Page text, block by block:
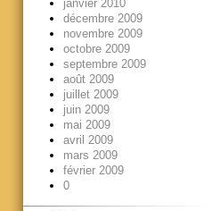
janvier 2010
décembre 2009
novembre 2009
octobre 2009
septembre 2009
août 2009
juillet 2009
juin 2009
mai 2009
avril 2009
mars 2009
février 2009
0